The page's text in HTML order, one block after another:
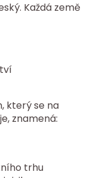
Každá země
který se na
znamená:
trhu